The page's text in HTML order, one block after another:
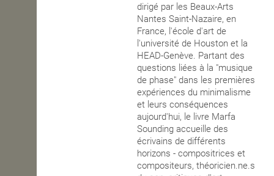
dirigé par les Beaux-Arts
Nantes Saint-Nazaire, en
France, l'école d'art de
l'université de Houston et la
HEAD-Genève. Partant des
questions liées à la "musique
de phase" dans les premières
expériences du minimalisme
et leurs conséquences
aujourd'hui, le livre Marfa
Sounding accueille des
écrivains de différents
horizons - compositrices et
compositeurs, théoricien.ne.s